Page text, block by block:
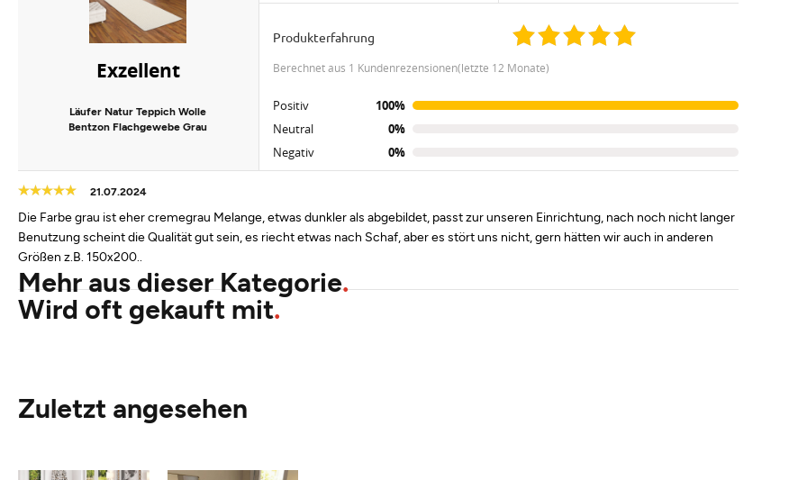
Exzellent
Läufer Natur Teppich Wolle
Bentzon Flachgewebe Grau
Produkterfahrung
berechnet aus 1 Kundenrezensionen(letzte 12 Monate)
Positiv
100%
Neutral
0%
Negativ
0%
21.07.2024
Die Farbe grau ist eher cremegrau Melange, etwas dunkler als abgebildet, passt zur unseren Einrichtung, nach noch nicht langer
Benutzung scheint die Qualität gut sein, es riecht etwas nach Schaf, aber es stört uns nicht, gern hätten wir auch in anderen
Größen z.B. 150x200..
Mehr aus dieser Kategorie
Wird oft gekauft mit
Zuletzt angesehen